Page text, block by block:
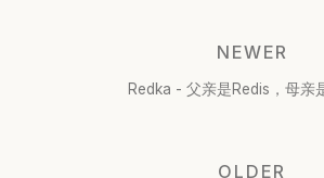
NEWER
Redka - 父亲是Redis，母亲
OLDER